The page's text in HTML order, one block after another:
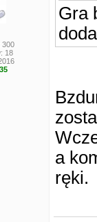
300
18
Gra
a
ręki.